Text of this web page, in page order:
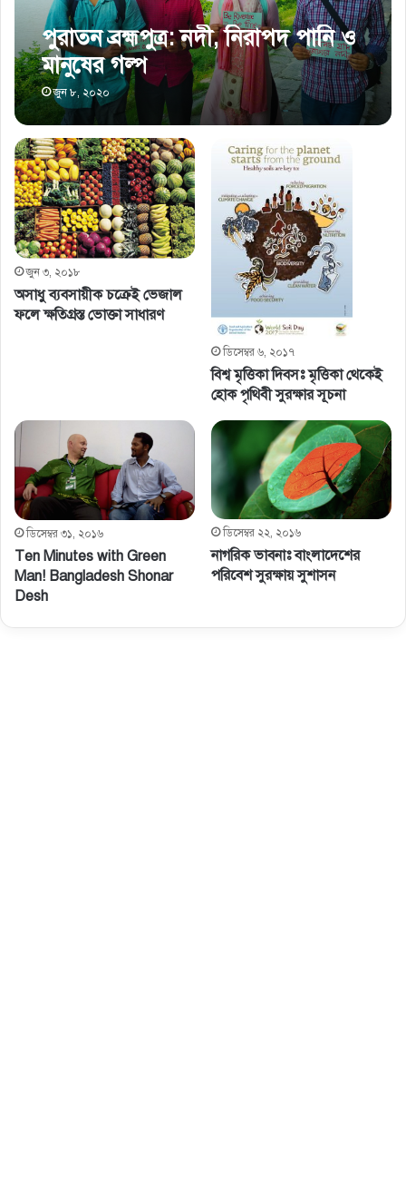
পুরাতন ব্রহ্মপুত্র: নদী, নিরাপদ পানি ও
মানুষের গল্প
জুন ৮, ২০২০
জুন ৩, ২০১৮
অসাধু ব্যবসায়ীক চক্রেই ভেজাল
ফলে ক্ষতিগ্রস্ত ভোক্তা সাধারণ
ডিসেম্বর ৬, ২০১৭
বিশ্ব মৃত্তিকা দিবসঃ মৃত্তিকা থেকেই
হোক পৃথিবী সুরক্ষার সূচনা
ডিসেম্বর ৩১, ২০১৬
Ten Minutes with Green
Man! Bangladesh Shonar
Desh
ডিসেম্বর ২২, ২০১৬
নাগরিক ভাবনাঃ বাংলাদেশের
পরিবেশ সুরক্ষায় সুশাসন